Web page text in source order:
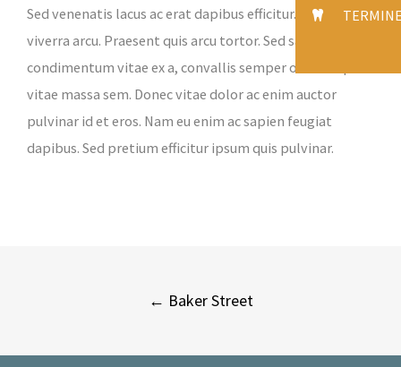
Sed venenatis lacus ac erat dapibus efficitur. Mauris at
viverra arcu. Praesent quis arcu tortor. Sed sapien nisi,
condimentum vitae ex a, convallis semper odio. Aliquam
vitae massa sem. Donec vitae dolor ac enim auctor
pulvinar id et eros. Nam eu enim ac sapien feugiat
dapibus. Sed pretium efficitur ipsum quis pulvinar.
← Baker Street